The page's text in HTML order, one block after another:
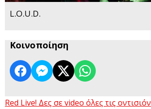
L.O.U.D.
Κοινοποίηση
Red Live! Δες σε video όλες τις οντισιόν